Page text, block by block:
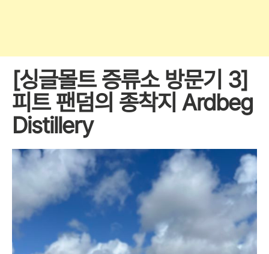
[싱글몰트 증류소 방문기 3]
피트 팬덤의 종착지 Ardbeg
Distillery